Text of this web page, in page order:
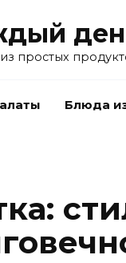
простых
Блюда